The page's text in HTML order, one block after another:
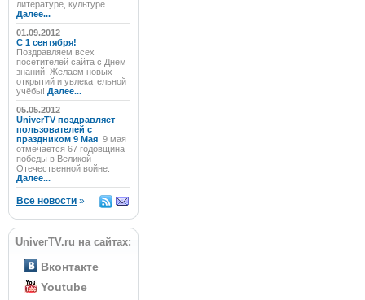
литературе, культуре.
Далее...
01.09.2012
C 1 сентября!
Поздравляем всех
посетителей сайта с Днём
знаний! Желаем новых
открытий и увлекательной
учёбы! Далее...
05.05.2012
UniverTV поздравляет
пользователей с
праздником 9 Мая 9 мая
отмечается 67 годовщина
победы в Великой
Отечественной войне.
Далее...
Все новости »
UniverTV.ru на сайтах:
Вконтакте
Youtube